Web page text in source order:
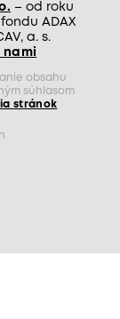
– od roku
ADAX
a. s.
nami
obsahu
súhlasom
stránok